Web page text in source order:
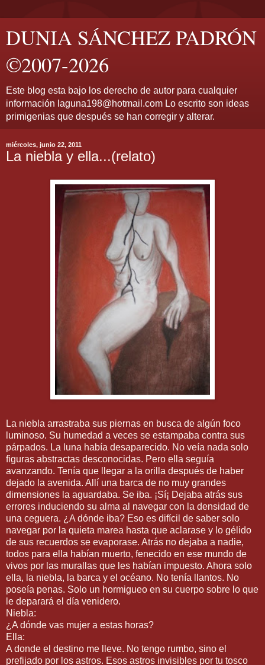
DUNIA SÁNCHEZ PADRÓN
©2007-2026
Este blog esta bajo los derecho de autor para cualquier
información laguna198@hotmail.com Lo escrito son ideas
primigenias que después se han corregir y alterar.
miércoles, junio 22, 2011
La niebla y ella...(relato)
La niebla arrastraba sus piernas en busca de algún foco
luminoso. Su humedad a veces se estampaba contra sus
párpados. La luna había desaparecido. No veía nada solo
figuras abstractas desconocidas. Pero ella seguía
avanzando. Tenía que llegar a la orilla después de haber
dejado la avenida. Allí una barca de no muy grandes
dimensiones la aguardaba. Se iba. ¡Sí¡ Dejaba atrás sus
errores induciendo su alma al navegar con la densidad de
una ceguera. ¿A dónde iba? Eso es difícil de saber solo
navegar por la quieta marea hasta que aclarase y lo gélido
de sus recuerdos se evaporase. Atrás no dejaba a nadie,
todos para ella habían muerto, fenecido en ese mundo de
vivos por las murallas que les habían impuesto. Ahora solo
ella, la niebla, la barca y el océano. No tenía llantos. No
poseía penas. Solo un hormigueo en su cuerpo sobre lo que
le deparará el día venidero.
Niebla:
¿A dónde vas mujer a estas horas?
Ella:
A donde el destino me lleve. No tengo rumbo, sino el
prefijado por los astros. Esos astros invisibles por tu tosco